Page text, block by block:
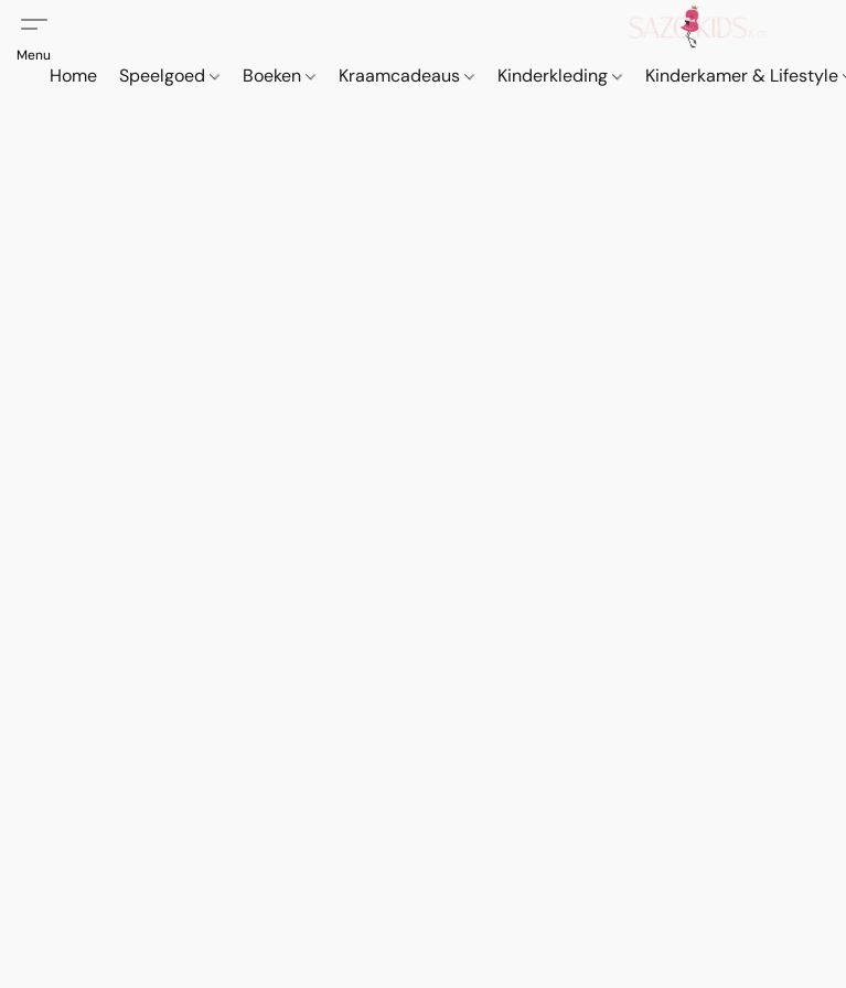
Home Speelgoed Boeken Kraamcadeaus Kinderkleding Kinderkamer & Lifestyle